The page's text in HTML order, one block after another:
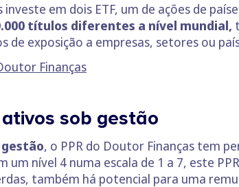
em dois ETF, um de ações de
títulos diferentes a nível mundial,
de exposição a empresas, setores ou
Finanças
sob gestão
, o PPR do Doutor Finanças tem
nível 4 numa escala de 1 a 7, este
também há potencial para uma